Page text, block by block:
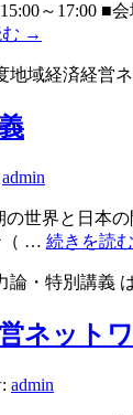
15:00～
→
地域経済経営
admin
世界と日本
（ … 続きを読む
論・特別講義
営ネッ
admin